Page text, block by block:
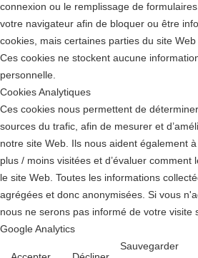
connexion ou le remplissage de
votre navigateur afin de bloquer ou être
cookies, mais certaines parties du site
Ces cookies ne stockent aucune
personnelle.
Cookies Analytiques
Ces cookies nous permettent de
sources du trafic, afin de mesurer et
notre site Web. Ils nous aident également
plus / moins visitées et d’évaluer comment
le site Web. Toutes les informations
agrégées et donc anonymisées. Si vous
nous ne serons pas informé de votre visite
Google Analytics
Sauvegarder